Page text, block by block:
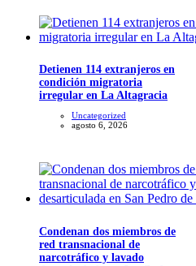
Detienen 114 extranjeros en
condición migratoria
irregular en La Altagracia
Uncategorized
agosto 6, 2026
Condenan dos miembros de
red transnacional de
narcotráfico y lavado